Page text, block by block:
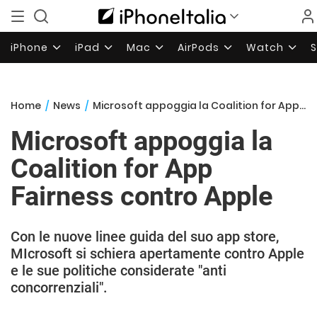
iPhone iPad Mac AirPods Watch
Home / News / Microsoft appoggia la Coalition for App Fairness contro Apple
Microsoft appoggia la
Coalition for App
Fairness contro Apple
Con le nuove linee guida del suo app store,
MIcrosoft si schiera apertamente contro Apple
e le sue politiche considerate "anti
concorrenziali".